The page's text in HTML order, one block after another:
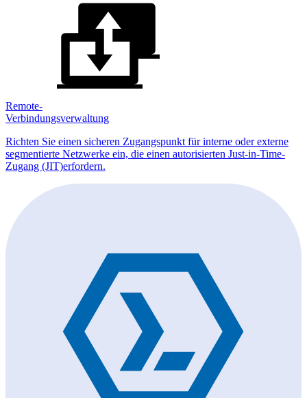
Remote-
Verbindungsverwaltung
Richten Sie einen sicheren Zugangspunkt für interne oder externe
segmentierte Netzwerke ein, die einen autorisierten Just-in-Time-
Zugang (JIT)erfordern.